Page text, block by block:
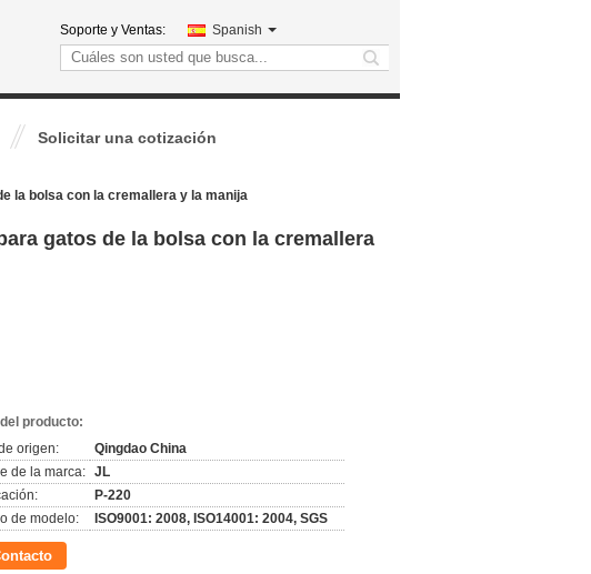
Soporte y Ventas: Spanish
search
Solicitar una cotización
la bolsa con la cremallera y la manija
gatos de la bolsa con la cremallera
producto:
origen:
Qingdao China
de la marca: JL
P-220
de modelo:
ISO9001: 2008, ISO14001: 2004, SGS